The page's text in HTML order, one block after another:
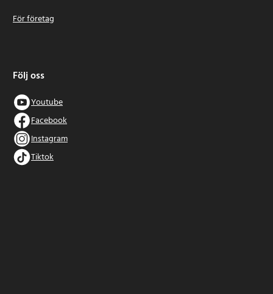
För företag
Följ oss
Youtube
Facebook
Instagram
Tiktok